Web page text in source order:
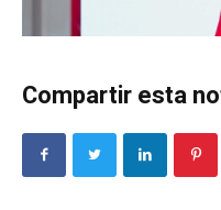
Compartir esta